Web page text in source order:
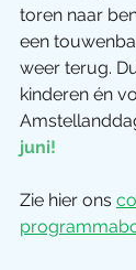
toren naar
een
weer terug.
kinderen én
juni!
Zie hier ons